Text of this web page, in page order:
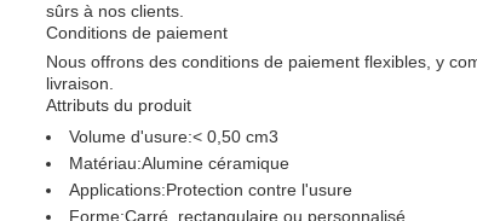
sûrs à nos clients.
Conditions de paiement
Nous offrons des conditions de paiement flexibles, y
livraison.
Attributs du produit
Volume d'usure:< 0,50 cm3
Matériau:Alumine céramique
Applications:Protection contre l'usure
Forme:Carré, rectangulaire ou personnalisé